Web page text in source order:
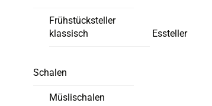
Frühstücksteller
klassisch
Essteller
Schalen
Müslischalen